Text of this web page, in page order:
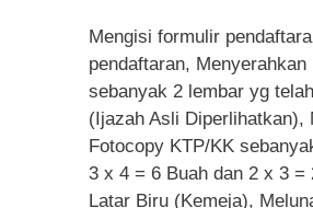
Mengisi formulir
pendaftaran,
sebanyak 2 lembar yg
(Ijazah Asli Diperlihatkan),
Fotocopy KTP/KK
3 x 4 = 6 Buah dan 2 x 3 =
Latar Biru (Kemeja),